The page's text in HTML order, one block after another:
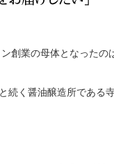
創業の母体となったの
続く醤油醸造所である